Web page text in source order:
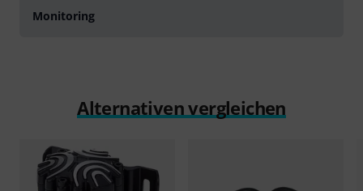
Monitoring
Alternativen vergleichen